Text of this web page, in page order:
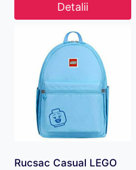
Detalii
Rucsac Casual LEGO